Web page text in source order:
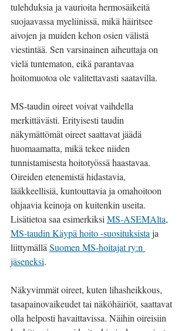
tulehduksia ja vaurioita hermosäikeitä
suojaavassa myeliinissä, mikä häiritsee
aivojen ja muiden kehon osien välistä
viestintää. Sen varsinainen aiheuttaja on
vielä tuntematon, eikä parantavaa
hoitomuotoa ole valitettavasti saatavilla.
MS-taudin oireet voivat vaihdella
merkittävästi. Erityisesti taudin
näkymättömät oireet saattavat jäädä
huomaamatta, mikä tekee niiden
tunnistamisesta hoitotyössä haastavaa.
Oireiden etenemistä hidastavia,
lääkkeellisiä, kuntouttavia ja omahoitoon
ohjaavia keinoja on kuitenkin useita.
Lisätietoa saa esimerkiksi MS-ASEMAlta,
MS-taudin Käypä hoito -suosituksista ja
liittymällä Suomen MS-hoitajat ry:n
jäseneksi.
Näkyvimmät oireet, kuten lihasheikkous,
tasapainovaikeudet tai näköhäiriöt, saattavat
olla helposti havaittavissa. Näihin oireisiin